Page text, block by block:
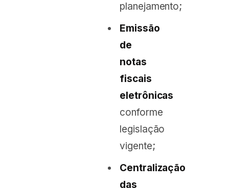
planejamento;
Emissão
de
notas
fiscais
eletrônicas
conforme
legislação
vigente;
Centralização
das